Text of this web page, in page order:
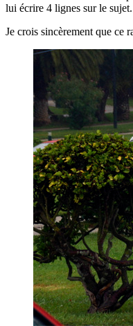
lui écrire 4 lignes sur le
Je crois sincèrement que ce